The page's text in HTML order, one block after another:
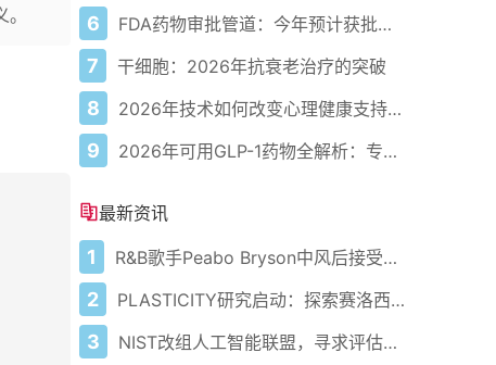
6 FDA药物审批管道：今年预计获批的关键新疗法
7 干细胞：2026年抗衰老治疗的突破
8 2026年技术如何改变心理健康支持的获取方式
9 2026年可用GLP-1药物全解析：专家指南
最新资讯
1 R&B歌手Peabo Bryson中风后接受医疗护理
2 PLASTICITY研究启动：探索赛洛西宾对健康老龄化的潜在影响
3 NIST改组人工智能联盟，寻求评估安全性和有效性的新见解